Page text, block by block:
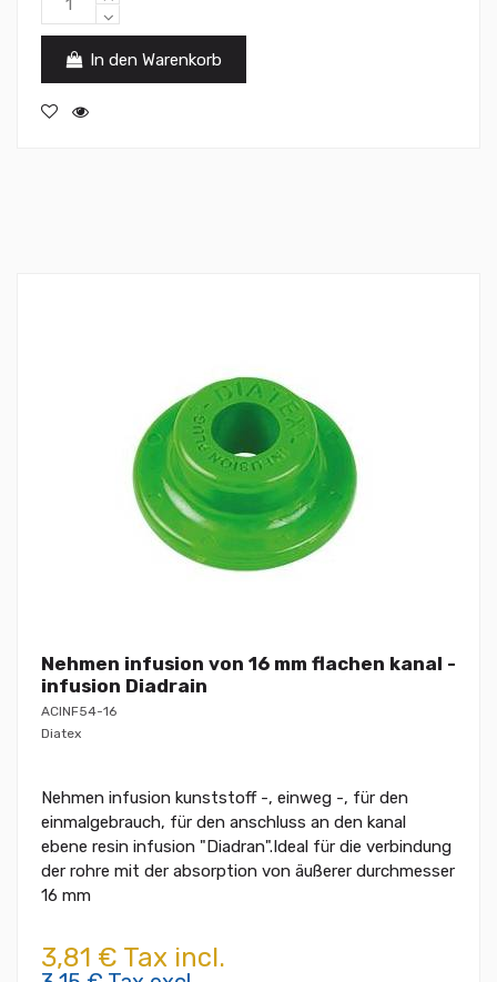
In den Warenkorb
Nehmen infusion von 16 mm flachen kanal -
infusion Diadrain
ACINF54-16
Diatex
Nehmen infusion kunststoff -, einweg -, für den
einmalgebrauch, für den anschluss an den kanal
ebene resin infusion "Diadran".Ideal für die verbindung
der rohre mit der absorption von äußerer durchmesser
16 mm
3,81 € Tax incl.